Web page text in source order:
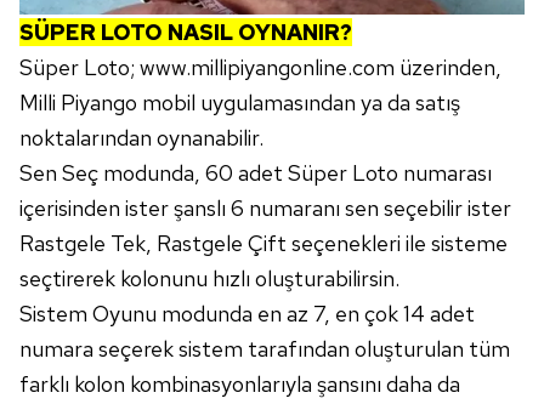
Sizlere daha iyi bir hizmet sunabilmek için İnternet
Sitemizde kendimize ve üçüncü kişilere ait çerezler
kullanılmaktadır. Bu çerezler vasıtasıyla çeşitli kişisel
verileriniz işlenmekte olup gerekli olan çerezler bilgi
toplumu hizmetlerinin sunulması amacıyla
kullanılmaktadır. Diğer çerezler, sitemizin daha işlevsel
kılınması ve kişiselleştirilmesi ve sizlere yönelik
reklam/pazarlama faaliyetlerinin yapılması, amaçlarıyla
sınırlı olarak açık rızanız dahilinde kullanılacaktır.
Çerezlere ilişkin tercihlerinizi aşağıda yer alan panel
vasıtasıyla belirleyebilirsiniz. Çerezlere ilişkin detaylı bilgi
için Ayarlar butonuna tıklayabilir,Çerez Bilgilendirme
Metnimiziziyaret edebilirsiniz.
SÜPER LOTO NASIL OYNANIR?
Süper Loto; www.millipiyangonline.com üzerinden,
Milli Piyango mobil uygulamasından ya da satış
noktalarından oynanabilir.
Sen Seç modunda, 60 adet Süper Loto numarası
içerisinden ister şanslı 6 numaranı sen seçebilir ister
Rastgele Tek, Rastgele Çift seçenekleri ile sisteme
seçtirerek kolonunu hızlı oluşturabilirsin.
Sistem Oyunu modunda en az 7, en çok 14 adet
numara seçerek sistem tarafından oluşturulan tüm
farklı kolon kombinasyonlarıyla şansını daha da